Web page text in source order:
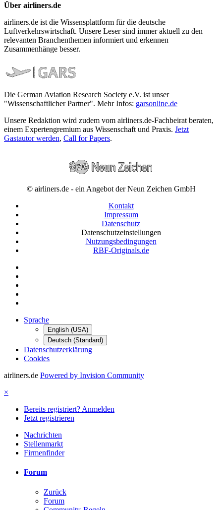
Über airliners.de
airliners.de ist die Wissensplattform für die deutsche
Luftverkehrswirtschaft. Unsere Leser sind immer aktuell zu den
relevanten Branchenthemen informiert und erkennen
Zusammenhänge besser.
Die German Aviation Research Society e.V. ist unser
"Wissenschaftlicher Partner". Mehr Infos: garsonline.de
Unsere Redaktion wird zudem vom airliners.de-Fachbeirat beraten,
einem Expertengremium aus Wissenschaft und Praxis. Jetzt
Gastautor werden, Call for Papers.
© airliners.de - ein Angebot der Neun Zeichen GmbH
Kontakt
Impressum
Datenschutz
Datenschutzeinstellungen
Nutzungsbedingungen
RBF-Originals.de
Sprache
English (USA)
Deutsch (Standard)
Datenschutzerklärung
Cookies
airliners.de Powered by Invision Community
×
Bereits registriert? Anmelden
Jetzt registrieren
Nachrichten
Stellenmarkt
Firmenfinder
Forum
Zurück
Forum